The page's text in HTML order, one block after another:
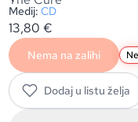
Medij: CD
13,80€
Nema na zalihi
Dodaj u listu želja